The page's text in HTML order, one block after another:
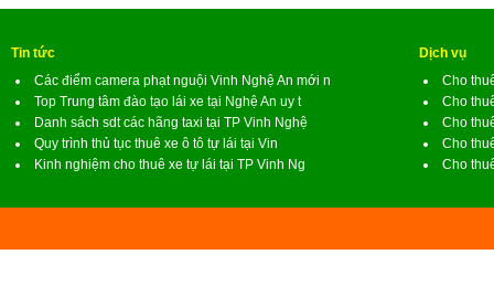
Tin tức
Các điểm camera phạt nguội Vinh Nghệ An mới n
Top Trung tâm đào tạo lái xe tại Nghệ An uy t
Danh sách sdt các hãng taxi tại TP Vinh Nghệ
Quy trình thủ tục thuê xe ô tô tự lái tại Vin
Kinh nghiệm cho thuê xe tự lái tại TP Vinh Ng
Dịch vụ
Cho
Cho
Cho
Cho
Cho